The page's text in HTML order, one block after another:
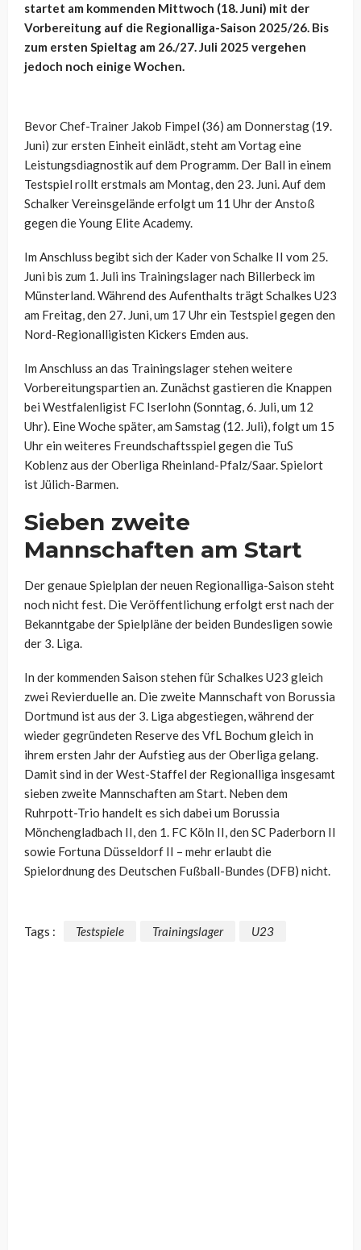
startet am kommenden Mittwoch (18. Juni) mit der
Vorbereitung auf die Regionalliga-Saison 2025/26. Bis
zum ersten Spieltag am 26./27. Juli 2025 vergehen
jedoch noch einige Wochen.
Bevor Chef-Trainer Jakob Fimpel (36) am Donnerstag (19.
Juni) zur ersten Einheit einlädt, steht am Vortag eine
Leistungsdiagnostik auf dem Programm. Der Ball in einem
Testspiel rollt erstmals am Montag, den 23. Juni. Auf dem
Schalker Vereinsgelände erfolgt um 11 Uhr der Anstoß
gegen die Young Elite Academy.
Im Anschluss begibt sich der Kader von Schalke II vom 25.
Juni bis zum 1. Juli ins Trainingslager nach Billerbeck im
Münsterland. Während des Aufenthalts trägt Schalkes U23
am Freitag, den 27. Juni, um 17 Uhr ein Testspiel gegen den
Nord-Regionalligisten Kickers Emden aus.
Im Anschluss an das Trainingslager stehen weitere
Vorbereitungspartien an. Zunächst gastieren die Knappen
bei Westfalenligist FC Iserlohn (Sonntag, 6. Juli, um 12
Uhr). Eine Woche später, am Samstag (12. Juli), folgt um 15
Uhr ein weiteres Freundschaftsspiel gegen die TuS
Koblenz aus der Oberliga Rheinland-Pfalz/Saar. Spielort
ist Jülich-Barmen.
Sieben zweite
Mannschaften am Start
Der genaue Spielplan der neuen Regionalliga-Saison steht
noch nicht fest. Die Veröffentlichung erfolgt erst nach der
Bekanntgabe der Spielpläne der beiden Bundesligen sowie
der 3. Liga.
In der kommenden Saison stehen für Schalkes U23 gleich
zwei Revierduelle an. Die zweite Mannschaft von Borussia
Dortmund ist aus der 3. Liga abgestiegen, während der
wieder gegründeten Reserve des VfL Bochum gleich in
ihrem ersten Jahr der Aufstieg aus der Oberliga gelang.
Damit sind in der West-Staffel der Regionalliga insgesamt
sieben zweite Mannschaften am Start. Neben dem
Ruhrpott-Trio handelt es sich dabei um Borussia
Mönchengladbach II, den 1. FC Köln II, den SC Paderborn II
sowie Fortuna Düsseldorf II – mehr erlaubt die
Spielordnung des Deutschen Fußball-Bundes (DFB) nicht.
Tags : Testspiele Trainingslager U23